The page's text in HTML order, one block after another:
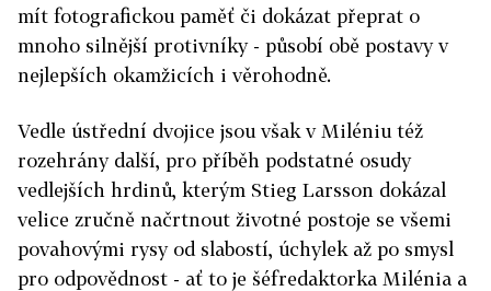
mít fotografickou paměť či dokázat přeprat o
mnoho silnější protivníky - působí obě postavy v
nejlepších okamžicích i věrohodně.
Vedle ústřední dvojice jsou však v Miléniu též
rozehrány další, pro příběh podstatné osudy
vedlejších hrdinů, kterým Stieg Larsson dokázal
velice zručně načrtnout životné postoje se všemi
povahovými rysy od slabostí, úchylek až po smysl
pro odpovědnost - ať to je šéfredaktorka Milénia a